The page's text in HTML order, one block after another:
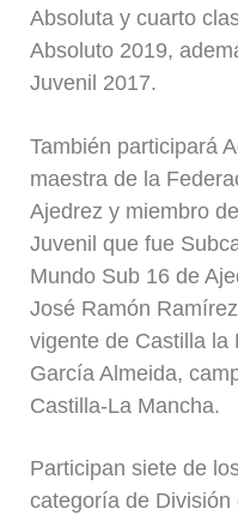
Absoluta y cuarto
Absoluto 2019,
Juvenil 2017.
También participará
maestra de la
Ajedrez y miembro
Juvenil que fue
Mundo Sub 16 de
José Ramón
vigente de Castilla la
García Almeida,
Castilla-La Mancha.
Participan siete de
categoría de